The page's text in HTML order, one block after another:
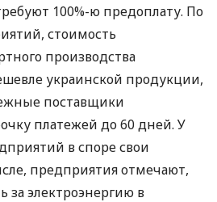
100%-ю предоплату. По
стоимость
производства
украинской продукции,
поставщики
платежей до 60 дней. У
в споре свои
предприятия отмечают,
за электроэнергию в